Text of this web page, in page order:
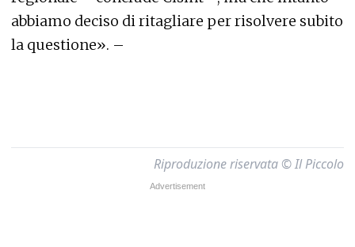
abbiamo deciso di ritagliare per risolvere subito
la questione». –
Riproduzione riservata © Il Piccolo